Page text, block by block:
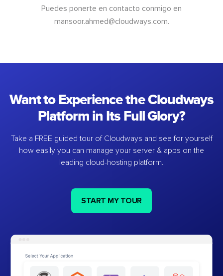
Puedes ponerte en contacto conmigo en
mansoor.ahmed@cloudways.com.
Want to Experience the Cloudways
Platform in Its Full Glory?
Take a FREE guided tour of Cloudways and see for yourself
how easily you can manage your server & apps on the
leading cloud-hosting platform.
START MY TOUR